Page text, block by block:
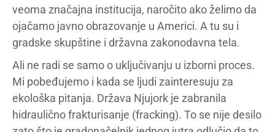
veoma značajna institucija, naročito ako želimo da
ojačamo javno obrazovanje u Americi. A tu su i
gradske skupštine i državna zakonodavna tela.
Ali ne radi se samo o uključivanju u izborni proces.
Mi pobeđujemo i kada se ljudi zainteresuju za
ekološka pitanja. Država Njujork je zabranila
hidraulično frakturisanje (fracking). To se nije desilo